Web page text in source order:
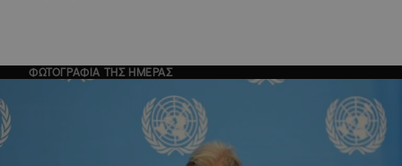
ΦΩΤΟΓΡΑΦΙΑ ΤΗΣ ΗΜΕΡΑΣ